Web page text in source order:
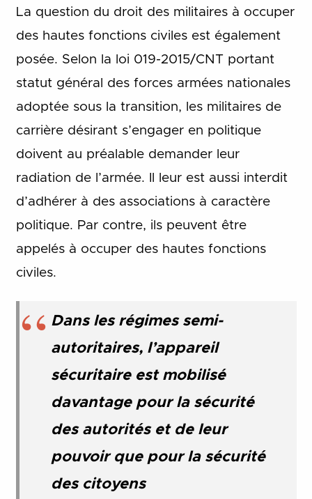
La question du droit des militaires à occuper
des hautes fonctions civiles est également
posée. Selon la loi 019-2015/CNT portant
statut général des forces armées nationales
adoptée sous la transition, les militaires de
carrière désirant s’engager en politique
doivent au préalable demander leur
radiation de l’armée. Il leur est aussi interdit
d’adhérer à des associations à caractère
politique. Par contre, ils peuvent être
appelés à occuper des hautes fonctions
civiles.
Dans les régimes semi-
autoritaires, l’appareil
sécuritaire est mobilisé
davantage pour la sécurité
des autorités et de leur
pouvoir que pour la sécurité
des citoyens